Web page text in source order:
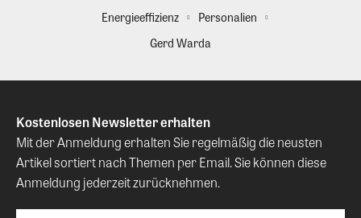
Energieeffizienz
Personalien
Gerd Warda
Kostenlosen Newsletter erhalten
Mit der Anmeldung erhalten Sie regelmäßig die neusten
Artikel sortiert nach Themen per Email. Sie können diese
Anmeldung jederzeit zurücknehmen.